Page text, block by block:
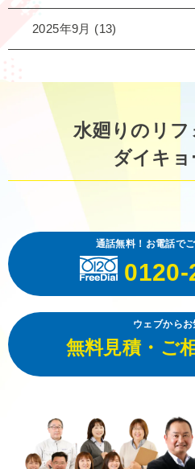
2025年9月 (13)
水廻りのリフ
ダイキョ
通話無料！お電話で
0120-
ウェブからお
無料見積・ご